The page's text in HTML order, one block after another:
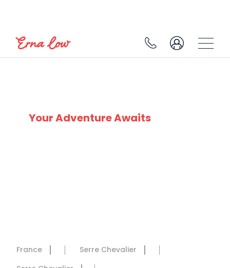
Your Adventure Awaits
France
Serre Chevalier